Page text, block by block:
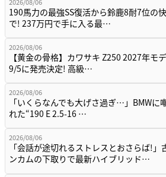
190馬力の最強SS復活から鈴鹿8耐7位の
で! 237万円で手に入る最…
2026/08/06
【黄金の骨格】カワサキ Z250 2027年モ
9/5に発売決定! 高級…
2026/08/06
「いくらなんでも大げさ過ぎ…」BMWに
れた“190 E 2.5-16 …
2026/08/06
「会話が途切れるストレスとおさらば!」
ンカムの下取りで最新ハイブリッド…